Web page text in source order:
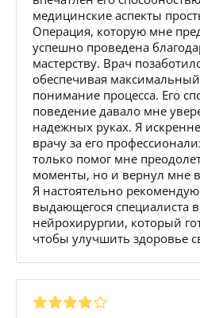
медицинские аспекты
Операция, которую мне
успешно проведена
мастерству. Врач
обеспечивая
понимание процесса. Его
поведение давало мне
надежных руках. Я
врачу за его
только помог мне
моменты, но и вернул мне
Я настоятельно рекомендую
выдающегося специалиста
нейрохирургии, который
чтобы улучшить здоровье